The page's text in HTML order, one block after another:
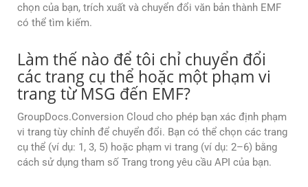
chọn của bạn, trích xuất và chuyển đổi văn bản thành EMF
có thể tìm kiếm.
Làm thế nào để tôi chỉ chuyển đổi
các trang cụ thể hoặc một phạm vi
trang từ MSG đến EMF?
GroupDocs.Conversion Cloud cho phép bạn xác định phạm
vi trang tùy chỉnh để chuyển đổi. Bạn có thể chọn các trang
cụ thể (ví dụ: 1, 3, 5) hoặc phạm vi trang (ví dụ: 2–6) bằng
cách sử dụng tham số Trang trong yêu cầu API của bạn.